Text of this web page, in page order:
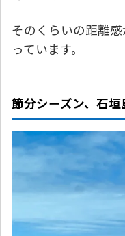
そのくらいの距離
っています。
節分シーズン、石